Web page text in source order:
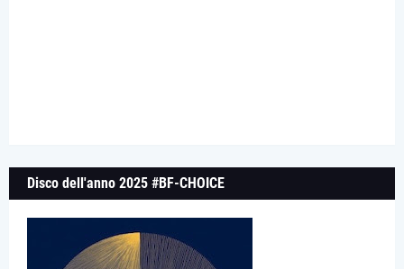
Disco dell'anno 2025 #BF-CHOICE